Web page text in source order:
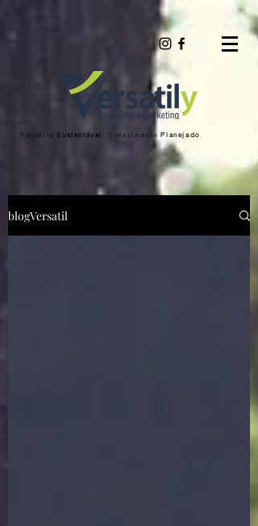
ParceriaSustentável . CrescimentoPlanejado.
blogVersatil